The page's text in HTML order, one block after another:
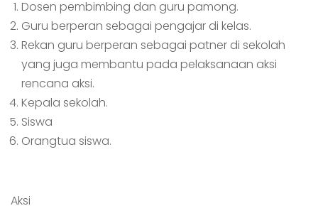
Dosen pembimbing dan guru pamong.
Guru berperan sebagai pengajar di kelas.
Rekan guru berperan sebagai patner di sekolah
yang juga membantu pada pelaksanaan aksi
rencana aksi.
Kepala sekolah.
Siswa
Orangtua siswa.
Aksi